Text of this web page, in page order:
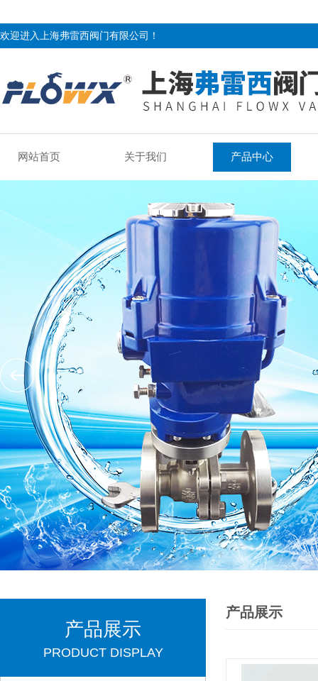
欢迎进入上海弗雷西阀门有限公司！
网站首页 关于我们 产品中心
产品展示
产品展示
PRODUCT DISPLAY